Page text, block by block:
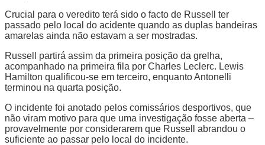
Crucial para o veredito terá sido o facto de Russell ter
passado pelo local do acidente quando as duplas bandeiras
amarelas ainda não estavam a ser mostradas.
Russell partirá assim da primeira posição da grelha,
acompanhado na primeira fila por Charles Leclerc. Lewis
Hamilton qualificou-se em terceiro, enquanto Antonelli
terminou na quarta posição.
O incidente foi anotado pelos comissários desportivos, que
não viram motivo para que uma investigação fosse aberta –
provavelmente por considerarem que Russell abrandou o
suficiente ao passar pelo local do incidente.